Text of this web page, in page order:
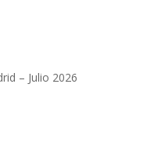
– Julio 2026